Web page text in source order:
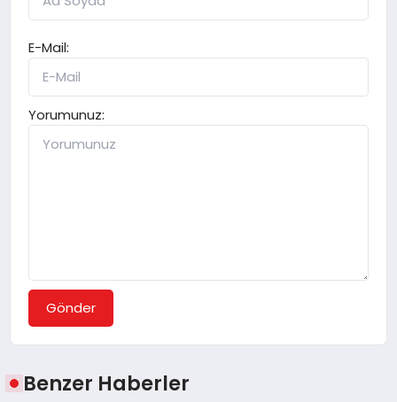
E-Mail:
Yorumunuz:
Gönder
Benzer Haberler